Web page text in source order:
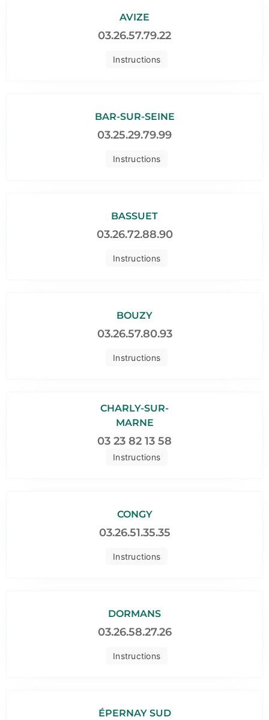
Instructions
AVIZE
03.26.57.79.22
Instructions
BAR-SUR-SEINE
03.25.29.79.99
Instructions
BASSUET
03.26.72.88.90
Instructions
BOUZY
03.26.57.80.93
Instructions
CHARLY-SUR-
MARNE
03 23 82 13 58
Instructions
CONGY
03.26.51.35.35
Instructions
DORMANS
03.26.58.27.26
ÉPERNAY SUD